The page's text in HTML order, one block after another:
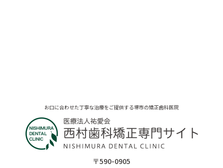
お口に合わせた丁寧な治療をご提供する堺市の矯正歯科医院
〒590-0905